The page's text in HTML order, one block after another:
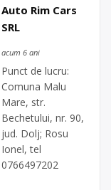
Auto Rim Cars
SRL
acum 6 ani
Punct de lucru:
Comuna Malu
Mare, str.
Bechetului, nr. 90,
jud. Dolj; Rosu
Ionel, tel
0766497202